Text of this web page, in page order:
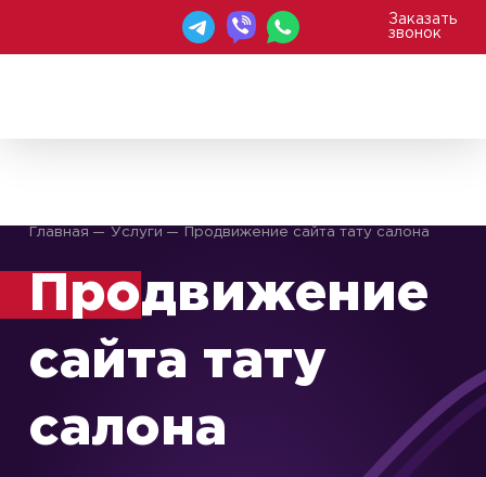
Заказать
звонок
Главная Услуги Продвижение сайта тату салона
Продвижение
сайта тату
салона